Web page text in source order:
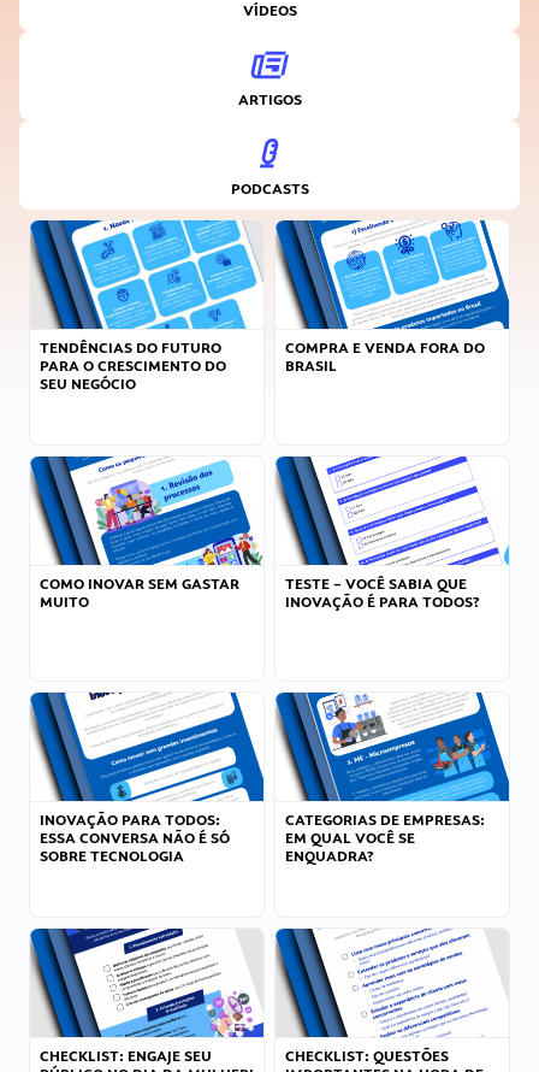
VÍDEOS
ARTIGOS
PODCASTS
TENDÊNCIAS DO FUTURO
PARA O CRESCIMENTO DO
SEU NEGÓCIO
COMPRA E VENDA FORA DO
BRASIL
COMO INOVAR SEM GASTAR
MUITO
TESTE – VOCÊ SABIA QUE
INOVAÇÃO É PARA TODOS?
INOVAÇÃO PARA TODOS:
ESSA CONVERSA NÃO É SÓ
SOBRE TECNOLOGIA
CATEGORIAS DE EMPRESAS:
EM QUAL VOCÊ SE
ENQUADRA?
CHECKLIST: ENGAJE SEU
CHECKLIST: QUESTÕES